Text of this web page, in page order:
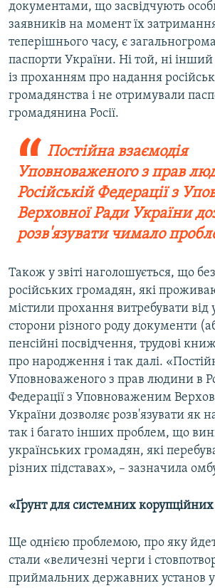
документами, що засвідчують
заявників на момент їх
теперішнього часу, є
паспорти України. Ні той, ні
із проханням про надання
громадянства і не отримували
громадянина Росії.
Постійна взаємодія
Уповноваженого з прав
Російській Федерації з
Верховної Ради України
розв'язувати чимало
Також у звіті наголошується, що
російських громадян, які
містили прохання витребувати від
сторони різного роду документи
пенсійні посвідчення, трудові
про народження і так далі.
Уповноваженого з прав людини в
Федерації з Уповноваженим
України дозволяє розв'язувати як
так і багато інших проблем, що
українських громадян, які
різних підставах», – зазначила
«Ґрунт для системних корупційних
Ще однією проблемою, про яку
стали «величезні черги і
приймальних державних установ